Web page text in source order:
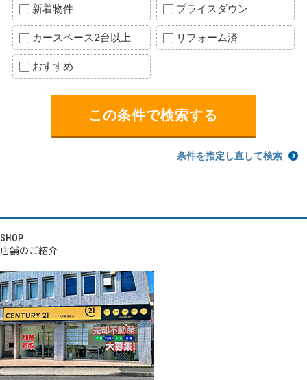
新着物件 プライスダウン
カースペース2台以上 リフォーム済
おすすめ
条件を指定し直して検索
SHOP
店舗のご紹介